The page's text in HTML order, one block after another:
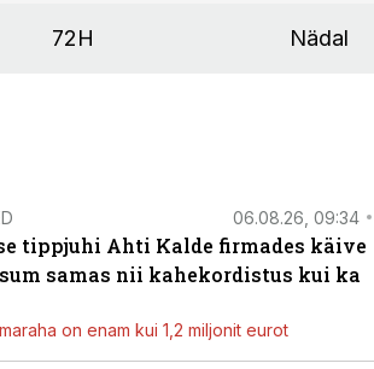
72H Nädal
06.08.26, 09:34
tippjuhi Ahti Kalde firmades käive
samas nii kahekordistus kui ka
on enam kui 1,2 miljonit eurot